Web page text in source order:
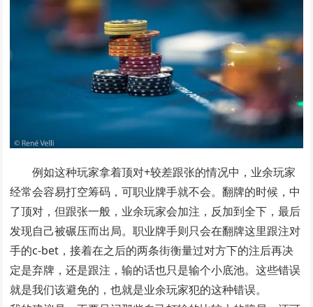
例如这种玩家拿着顶对+较差跟张的情况中，业余玩家
经常会容易打空筹码，可职业牌手就不会。翻牌的时候，中
了顶对，但跟张一般，业余玩家会加注，反加到全下，最后
发现自己被碾压而出局。职业牌手则只会在翻牌这里跟注对
手的c-bet，接着在之后的两条街衡量过对方下的注后再决
定是弃牌，还是跟注，输的话也只是输个小底池。这些错误
就是我们该避免的，也就是业余玩家犯的这种错误。